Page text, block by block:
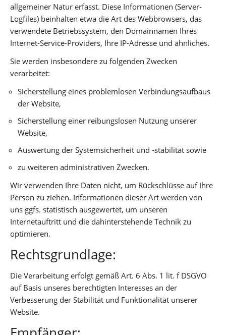
allgemeiner Natur erfasst. Diese Informationen (Server-
Logfiles) beinhalten etwa die Art des Webbrowsers, das
verwendete Betriebssystem, den Domainnamen Ihres
Internet-Service-Providers, Ihre IP-Adresse und ähnliches.
Sie werden insbesondere zu folgenden Zwecken
verarbeitet:
Sicherstellung eines problemlosen Verbindungsaufbaus
der Website,
Sicherstellung einer reibungslosen Nutzung unserer
Website,
Auswertung der Systemsicherheit und -stabilität sowie
zu weiteren administrativen Zwecken.
Wir verwenden Ihre Daten nicht, um Rückschlüsse auf Ihre
Person zu ziehen. Informationen dieser Art werden von
uns ggfs. statistisch ausgewertet, um unseren
Internetauftritt und die dahinterstehende Technik zu
optimieren.
Rechtsgrundlage:
Die Verarbeitung erfolgt gemäß Art. 6 Abs. 1 lit. f DSGVO
auf Basis unseres berechtigten Interesses an der
Verbesserung der Stabilität und Funktionalität unserer
Website.